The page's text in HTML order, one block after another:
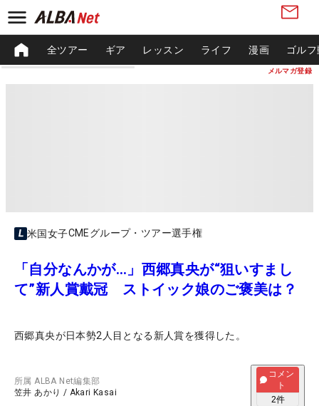
メルマガ登録
全ツアー ギア レッスン ライフ 漫画 ゴル
米国女子CMEグループ・ツアー選手権
「自分なんかが…」西郷真央が“狙いすまし
て”新人賞戴冠 ストイック娘のご褒美は？
西郷真央が日本勢2人目となる新人賞を獲得した。
所属ALBA Net編集部
笠井 あかり / Akari Kasai
コメン
ト
2件